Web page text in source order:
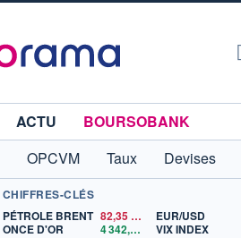
ACTU
BOURSOBANK
OPCVM Taux
Devises
CHIFFRES-CLÉS
PÉTROLE BRENT 82,35
ONCE D'OR
4 342,26 $US
EUR/USD
VIX INDEX